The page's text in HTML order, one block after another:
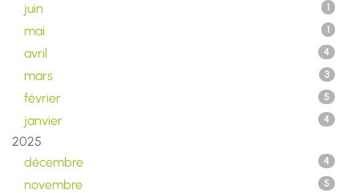
juin 1
mai 1
avril 4
mars 3
février 5
janvier 4
2025
décembre
4
novembre 5